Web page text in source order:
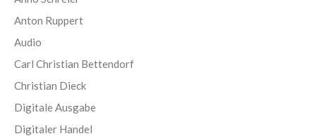
Anton Ruppert
Audio
Carl Christian Bettendorf
Christian Dieck
Digitale Ausgabe
Digitaler Handel